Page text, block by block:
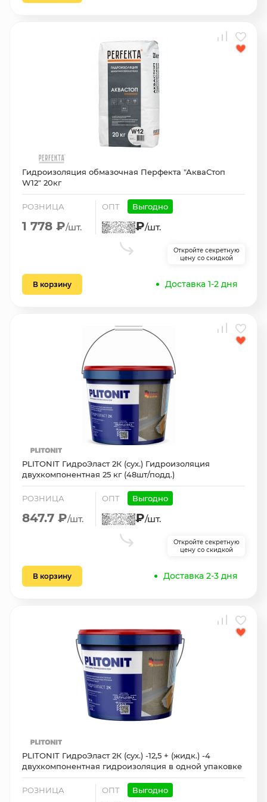
Гидроизоляция обмазочная Перфекта "АкваСтоп
W12" 20кг
РОЗНИЦА
1 778 ₽/шт.
ОПТ Выгодно
₽/шт.
Откройте секретную
цену со скидкой
В корзину Доставка 1-2 дня
PLITONIT ГидроЭласт 2К (сух.) Гидроизоляция
двухкомпонентная 25 кг (48шт/подд.)
РОЗНИЦА
847.7 ₽/шт.
ОПТ Выгодно
₽/шт.
Откройте секретную
цену со скидкой
В корзину Доставка 2-3 дня
PLITONIT ГидроЭласт 2К (сух.) -12,5 + (жидк.) -4
двухкомпонентная гидроизоляция в одной упаковке
РОЗНИЦА ОПТ Выгодно